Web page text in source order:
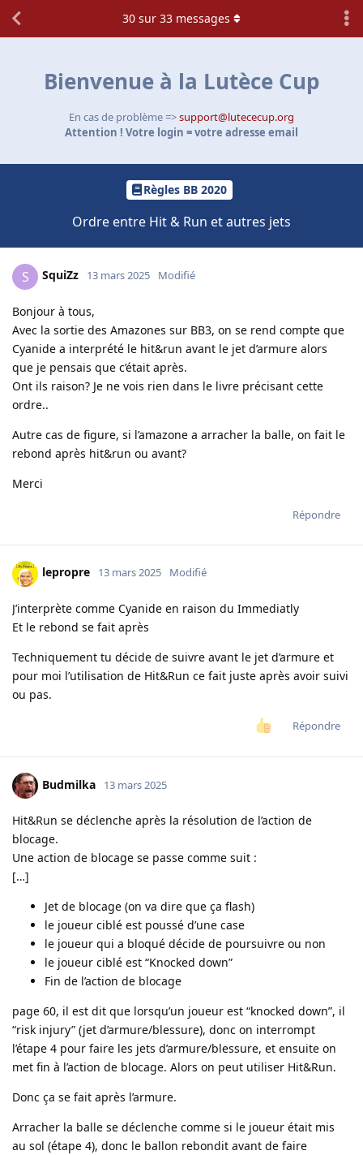
Bienvenue à la Lutèce Cup
En cas de problème =>support@lutececup.org
Attention ! Votre login = votre adresse email
Règles BB 2020
Ordre entre Hit & Run et autres jets
30 sur 33 messages
S SquiZz 13 mars 2025 Modifié
Bonjour à tous,
Avec la sortie des Amazones sur BB3, on se rend compte que
Cyanide a interprété le hit&run avant le jet d’armure alors
que je pensais que c’était après.
Ont ils raison? Je ne vois rien dans le livre précisant cette
ordre..
Autre cas de figure, si l’amazone a arracher la balle, on fait le
rebond après hit&run ou avant?
Merci
Répondre
lepropre 13 mars 2025 Modifié
J’interprète comme Cyanide en raison du Immediatly
Et le rebond se fait après
Techniquement tu décide de suivre avant le jet d’armure et
pour moi l’utilisation de Hit&Run ce fait juste après avoir suivi
ou pas.
Répondre
Budmilka 13 mars 2025
Hit&Run se déclenche après la résolution de l’action de
blocage.
Une action de blocage se passe comme suit :
[…]
Jet de blocage (on va dire que ça flash)
le joueur ciblé est poussé d’une case
le joueur qui a bloqué décide de poursuivre ou non
le joueur ciblé est “Knocked down”
Fin de l’action de blocage
page 60, il est dit que lorsqu’un joueur est “knocked down”, il
“risk injury” (jet d’armure/blessure), donc on interrompt
l’étape 4 pour faire les jets d’armure/blessure, et ensuite on
met fin à l’action de blocage. Alors on peut utiliser Hit&Run.
Donc ça se fait après l’armure.
Arracher la balle se déclenche comme si le joueur était mis
au sol (étape 4), donc le ballon rebondit avant de faire